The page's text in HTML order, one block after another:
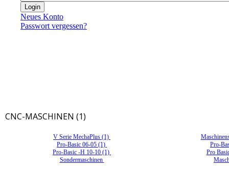
Neues Konto
Passwort vergessen?
CNC-MASCHINEN (1)
V Serie MechaPlus (1)
Pro-Basic 06-05 (1)
Pro-
Pro-Basic -H 10-10 (1)
Pro
Sondermaschinen